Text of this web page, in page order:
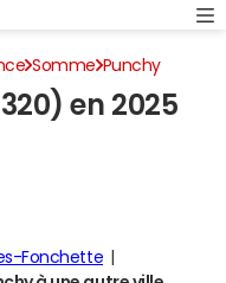
Somme Punchy
en 2025
Fonchette